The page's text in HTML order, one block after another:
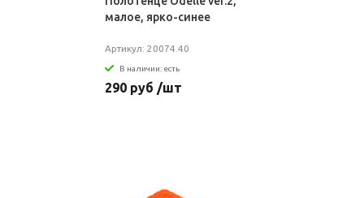
малое, ярко-синее
Артикул: 20074.40
В наличии: есть
290 руб /шт